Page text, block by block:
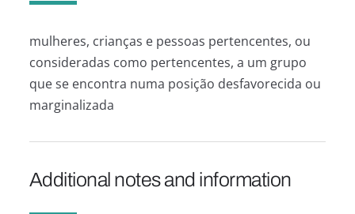
mulheres, crianças e pessoas pertencentes, ou
consideradas como pertencentes, a um grupo
que se encontra numa posição desfavorecida ou
marginalizada
Additional notes and information